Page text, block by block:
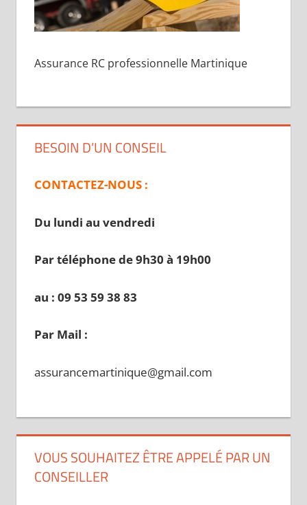
Assurance RC professionnelle Martinique
BESOIN D’UN CONSEIL
CONTACTEZ-NOUS :
Du lundi au vendredi
Par téléphone de 9h30 à 19h00
au : 09 53 59 38 83
Par Mail :
assurancemartinique@gmail.com
VOUS SOUHAITEZ ÊTRE APPELÉ PAR UN
CONSEILLER